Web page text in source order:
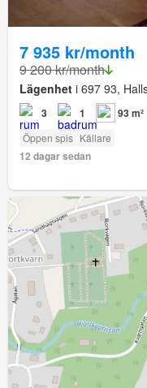
7 935 kr/month
9 200 kr/month
Lägenhet i 697 93,
3 1 93 m²
Öppen spis Källare
12 dagar sedan